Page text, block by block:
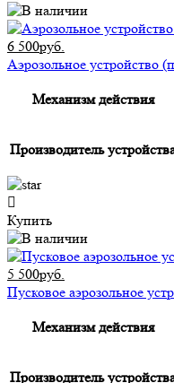
6 500руб.
Аэрозольное устройство
Механизм действия
Производитель
Купить
5 500руб.
Пусковое аэрозольное
Механизм действия
Производитель